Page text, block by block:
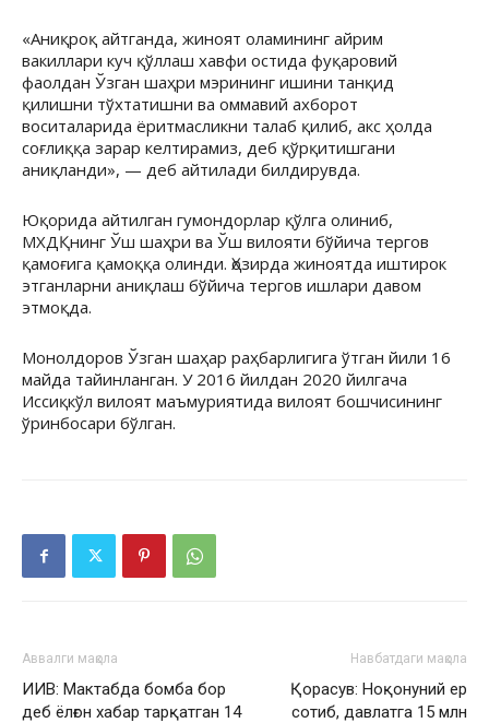
«Аниқроқ айтганда, жиноят оламининг айрим
вакиллари куч қўллаш хавфи остида фуқаровий
фаолдан Ўзган шаҳри мэрининг ишини танқид
қилишни тўхтатишни ва оммавий ахборот
воситаларида ёритмасликни талаб қилиб, акс ҳолда
соғлиққа зарар келтирамиз, деб қўрқитишгани
аниқланди», — деб айтилади билдирувда.
Юқорида айтилган гумондорлар қўлга олиниб,
МХДҚнинг Ўш шаҳри ва Ўш вилояти бўйича тергов
қамоғига қамоққа олинди. Ҳозирда жиноятда иштирок
этганларни аниқлаш бўйича тергов ишлари давом
этмоқда.
Монолдоров Ўзган шаҳар раҳбарлигига ўтган йили 16
майда тайинланган. У 2016 йилдан 2020 йилгача
Иссиқкўл вилоят маъмуриятида вилоят бошчисининг
ўринбосари бўлган.
Аввалги мақола
ИИВ: Мактабда бомба бор
деб ёлғон хабар тарқатган 14
Навбатдаги мақола
Қорасув: Ноқонуний ер
сотиб, давлатга 15 млн